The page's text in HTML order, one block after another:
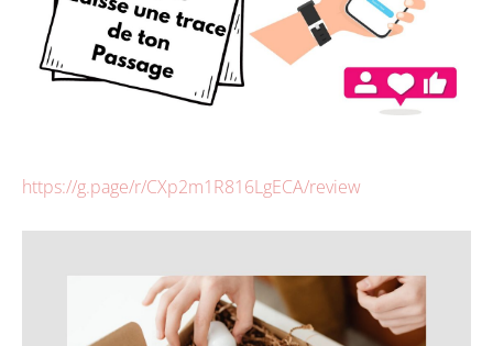
https://g.page/r/CXp2m1R816LgECA/review